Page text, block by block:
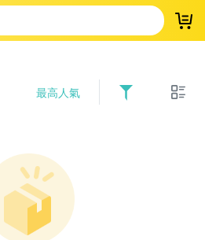
登
最高人氣